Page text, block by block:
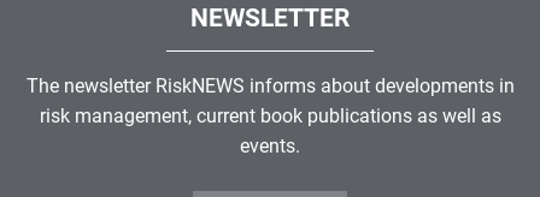
NEWSLETTER
The newsletter RiskNEWS informs about developments in
risk management, current book publications as well as
events.